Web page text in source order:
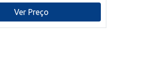
Ver Preço